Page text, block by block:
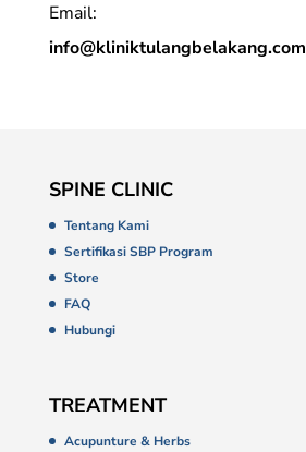
Email:
info@kliniktulangbelakang.com
SPINE CLINIC
Tentang Kami
Sertifikasi SBP Program
Store
FAQ
Hubungi
TREATMENT
Acupunture & Herbs